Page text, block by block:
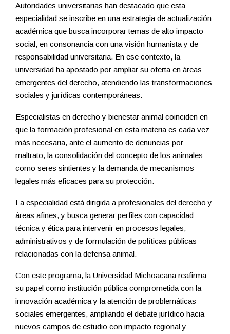
Autoridades universitarias han destacado que esta
especialidad se inscribe en una estrategia de actualización
académica que busca incorporar temas de alto impacto
social, en consonancia con una visión humanista y de
responsabilidad universitaria. En ese contexto, la
universidad ha apostado por ampliar su oferta en áreas
emergentes del derecho, atendiendo las transformaciones
sociales y jurídicas contemporáneas.
Especialistas en derecho y bienestar animal coinciden en
que la formación profesional en esta materia es cada vez
más necesaria, ante el aumento de denuncias por
maltrato, la consolidación del concepto de los animales
como seres sintientes y la demanda de mecanismos
legales más eficaces para su protección.
La especialidad está dirigida a profesionales del derecho y
áreas afines, y busca generar perfiles con capacidad
técnica y ética para intervenir en procesos legales,
administrativos y de formulación de políticas públicas
relacionadas con la defensa animal.
Con este programa, la Universidad Michoacana reafirma
su papel como institución pública comprometida con la
innovación académica y la atención de problemáticas
sociales emergentes, ampliando el debate jurídico hacia
nuevos campos de estudio con impacto regional y